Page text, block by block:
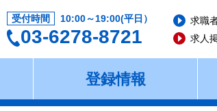
受付時間 10:00～19:00(平日）
03-6278-8721
求職
求人
登録情報